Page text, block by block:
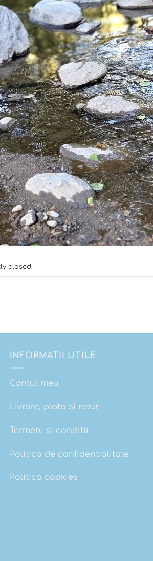
closed.
INFORMATII UTILE
Contul meu
Livrare, plata si retur
Termeni si conditii
Politica de confidentialitate
Politica cookies